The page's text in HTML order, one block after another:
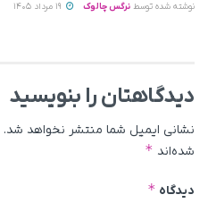
نوشته شده توسط نرگس چالوک
دیدگاهتان را بنویسید
نشانی ایمیل شما منتشر نخواهد شد.
شده‌اند *
دیدگاه *